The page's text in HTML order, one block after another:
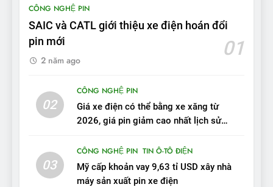
chất lượng tương xứng
ĐÁNH GIÁ XE
10
VinFast VF 7 tấm tắc: “Hơn
hẳn xe xăng”
ĐÁNH GIÁ XE
Người dùng nhận xét về
VinFast VF7: Độ hoàn thiện
CÔNG NGHỆ PIN
SAIC và CATL giới thiệu xe điện hoán đổi
pin mới
01
2 năm ago
02
CÔNG NGHỆ PIN
Giá xe điện có thể bằng xe xăng từ
2026, giá pin giảm cao nhất lịch sử
03
CÔNG NGHỆ PIN TIN Ô-TÔ ĐIỆN
Mỹ cấp khoản vay 9,63 tỉ USD xây nhà
máy sản xuất pin xe điện